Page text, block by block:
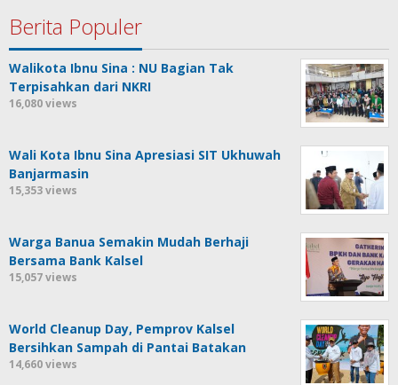
Berita Populer
Walikota Ibnu Sina : NU Bagian Tak
Terpisahkan dari NKRI
16,080 views
Wali Kota Ibnu Sina Apresiasi SIT Ukhuwah
Banjarmasin
15,353 views
Warga Banua Semakin Mudah Berhaji
Bersama Bank Kalsel
15,057 views
World Cleanup Day, Pemprov Kalsel
Bersihkan Sampah di Pantai Batakan
14,660 views